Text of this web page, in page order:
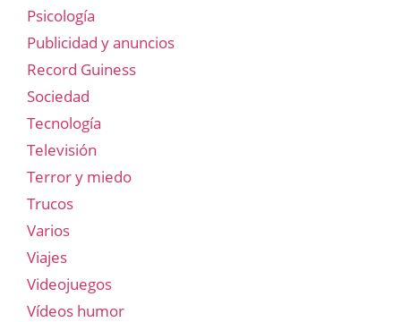
Psicología
Publicidad y anuncios
Record Guiness
Sociedad
Tecnología
Televisión
Terror y miedo
Trucos
Varios
Viajes
Videojuegos
Vídeos humor